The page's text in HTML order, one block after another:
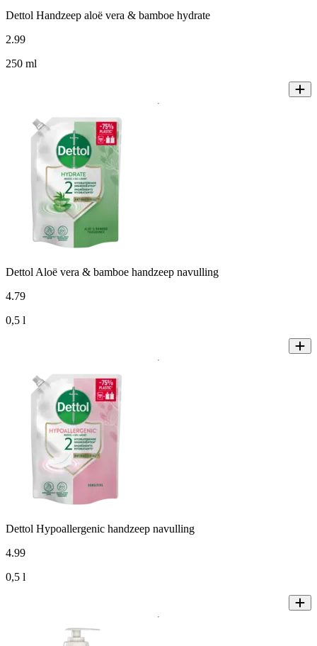
Dettol Handzeep aloë vera & bamboe hydrate
2.99
250 ml
Dettol Aloë vera & bamboe handzeep navulling
4.79
0,5 l
Dettol Hypoallergenic handzeep navulling
4.99
0,5 l